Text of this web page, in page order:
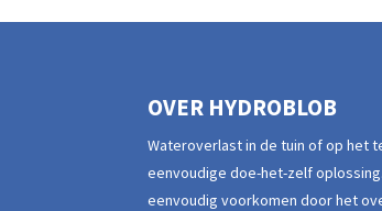
OVER HYDROBLOB
Wateroverlast in de tuin of op het
eenvoudige doe-het-zelf
eenvoudig voorkomen door het